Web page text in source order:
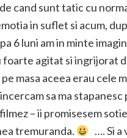
cand sunt tatic cu
in suflet si acum,
6 luni am in minte
foarte agitat si ingrijorat
masa aceea erau cele
sa ma
– ii promisesem
tremuranda.
…. Si